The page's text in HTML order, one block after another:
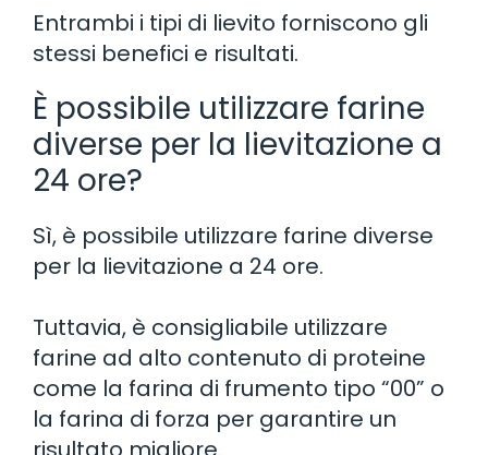
Entrambi i tipi di lievito forniscono gli
stessi benefici e risultati.
È possibile utilizzare farine
diverse per la lievitazione a
24 ore?
Sì, è possibile utilizzare farine diverse
per la lievitazione a 24 ore.
Tuttavia, è consigliabile utilizzare
farine ad alto contenuto di proteine
come la farina di frumento tipo “00” o
la farina di forza per garantire un